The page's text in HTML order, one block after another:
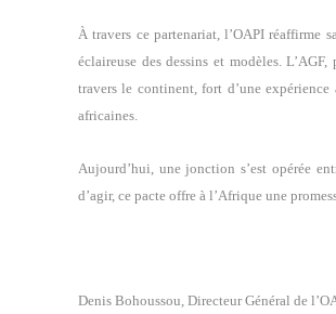
À travers ce partenariat, l’OAPI réaffirme
éclaireuse des dessins et modèles.
travers le continent, fort d’une
africaines.
Aujourd’hui, une jonction s’est opérée
d’agir, ce pacte offre à l’Afrique une
Denis Bohoussou, Directeur Général de